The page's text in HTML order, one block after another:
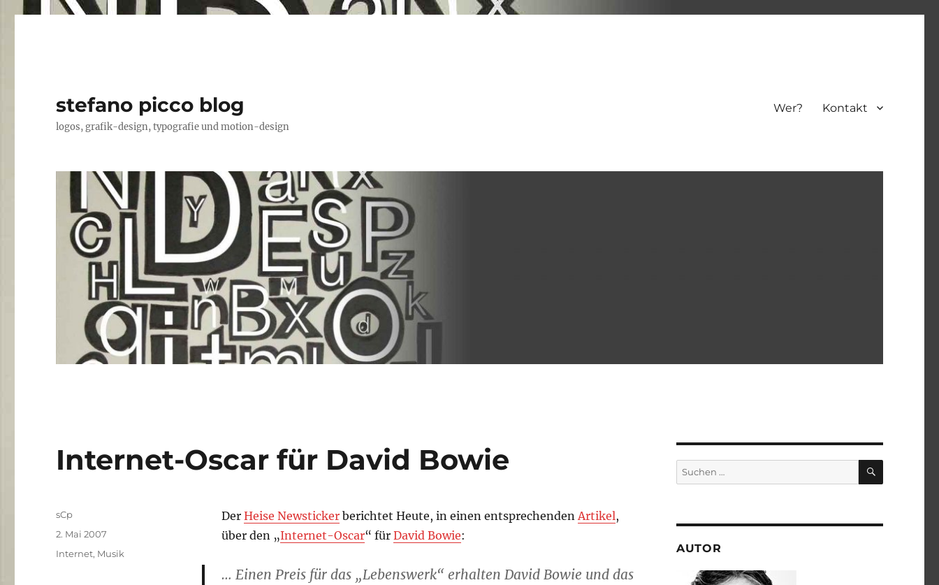
stefano picco blog
logos, grafik-design, typografie und motion-design
Wer? Kontakt
Internet-Oscar für David Bowie
Der Heise Newstickerberichtet Heute, in einen entsprechendenArtikel,
über den „Internet-Oscar“ für David Bowie:
… Einen Preis für das „Lebenswerk“ erhalten David Bowie und das
Autor
sCp
Veröffentlicht
2. Mai 2007
Kategorien
Internet, Musik
Suchen
nach:
SUCHEN
AUTOR